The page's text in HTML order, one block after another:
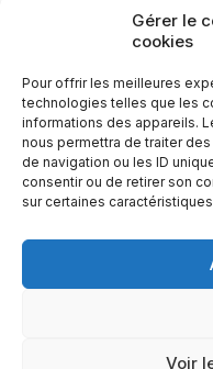
Gérer le
cookies
Pour offrir les meilleures
technologies telles que les
informations des appareils.
nous permettra de traiter
de navigation ou les ID
consentir ou de retirer son
sur certaines
Voir
je vous rappelle
Mentions légales
© 2026 Babel